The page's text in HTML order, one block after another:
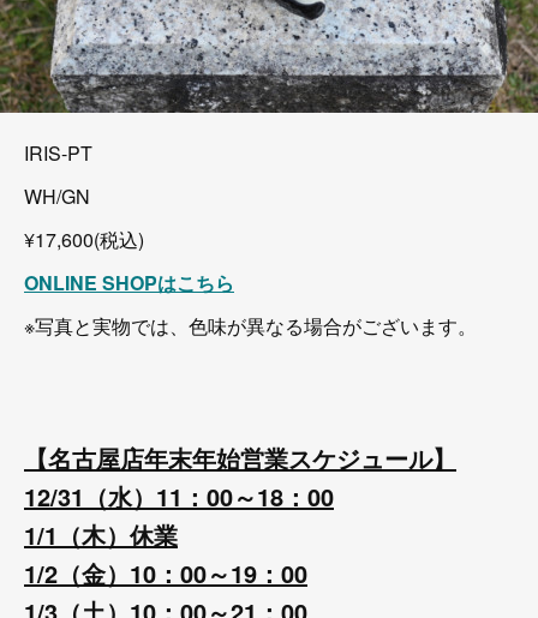
IRIS-PT
WH/GN
¥17,600(税込)
ONLINE SHOPはこちら
※写真と実物では、色味が異なる場合がございます。
【名古屋店年末年始営業スケジュール】
12/31（水）11：00～18：00
1/1（木）休業
1/2（金）10：00～19：00